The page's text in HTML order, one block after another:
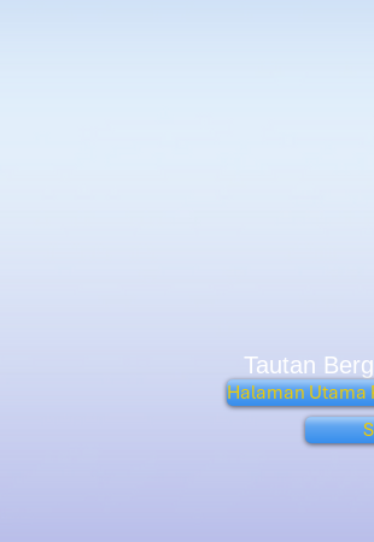
Tautan
Halaman Utama